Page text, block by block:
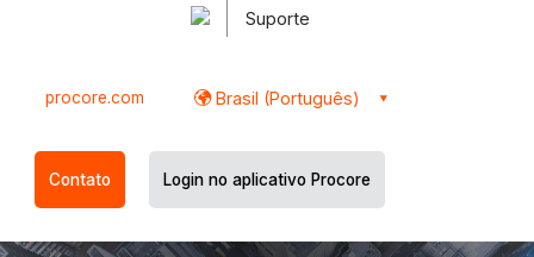
Suporte
procore.com Brasil (Português)
Contato Login no aplicativo Procore